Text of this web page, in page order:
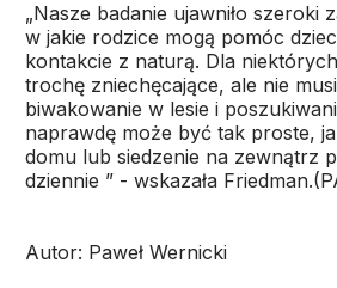
„Nasze badanie ujawniło szeroki
w jakie rodzice mogą pomóc
kontakcie z naturą. Dla
trochę zniechęcające, ale nie
biwakowanie w lesie i
naprawdę może być tak proste,
domu lub siedzenie na zewnątrz
dziennie ” - wskazała
Autor: Paweł Wernicki